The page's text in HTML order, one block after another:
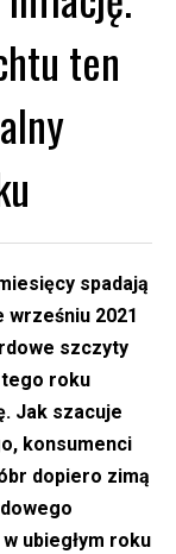
ten
spadają
wrześniu 2021
szczyty
roku
Jak szacuje
konsumenci
dopiero zimą
ubiegłym roku